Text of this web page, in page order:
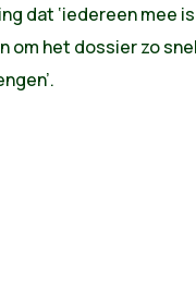
dat ‘iedereen mee
om het dossier zo